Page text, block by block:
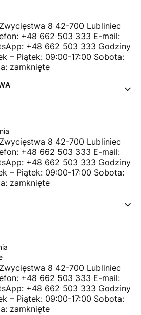
8 42-700 Lubliniec
+48 662 503 333 E-mail:
+48 662 503 333 Godziny
– Piątek: 09:00-17:00 Sobota:
zamknięte
8 42-700 Lubliniec
+48 662 503 333 E-mail:
+48 662 503 333 Godziny
– Piątek: 09:00-17:00 Sobota:
zamknięte
8 42-700 Lubliniec
+48 662 503 333 E-mail:
+48 662 503 333 Godziny
– Piątek: 09:00-17:00 Sobota:
zamknięte